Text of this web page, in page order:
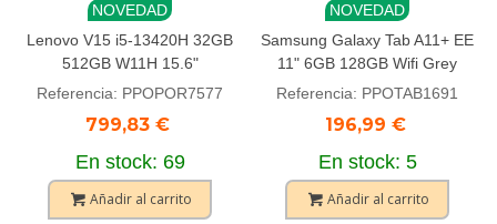
NOVEDAD
Lenovo V15 i5-13420H 32GB
512GB W11H 15.6"
Referencia: PPOPOR7577
799,83 €
En stock: 69
Añadir al carrito
NOVEDAD
Samsung Galaxy Tab A11+ EE
11" 6GB 128GB Wifi Grey
Referencia: PPOTAB1691
196,99 €
En stock: 5
Añadir al carrito